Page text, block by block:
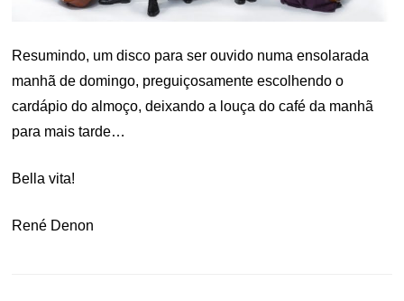
Resumindo, um disco para ser ouvido numa ensolarada
manhã de domingo, preguiçosamente escolhendo o
cardápio do almoço, deixando a louça do café da manhã
para mais tarde…
Bella vita!
René Denon